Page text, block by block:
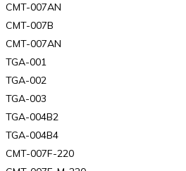
CMT-007AN
CMT-007B
CMT-007AN
TGA-001
TGA-002
TGA-003
TGA-004B2
TGA-004B4
CMT-007F-220